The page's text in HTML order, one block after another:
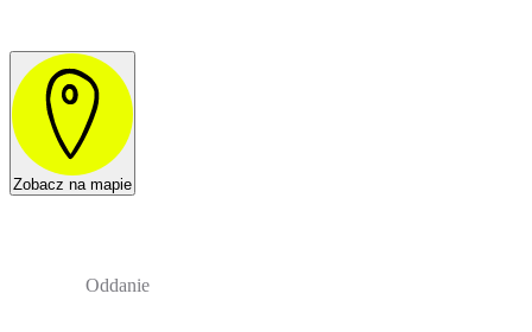
Zobacz na mapie
Oddanie